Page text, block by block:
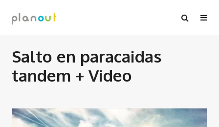
Salto en paracaidas
tandem + Video